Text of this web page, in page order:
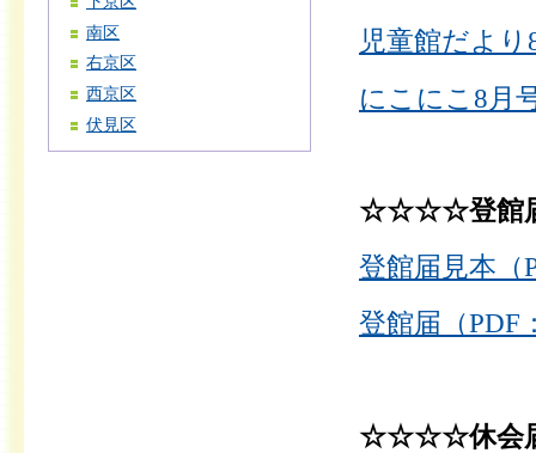
南区
右京区
西京区
伏見区
児童館だより
にこにこ8月
☆☆☆☆登
登館届見本（
登館届（PDF
☆☆☆☆休